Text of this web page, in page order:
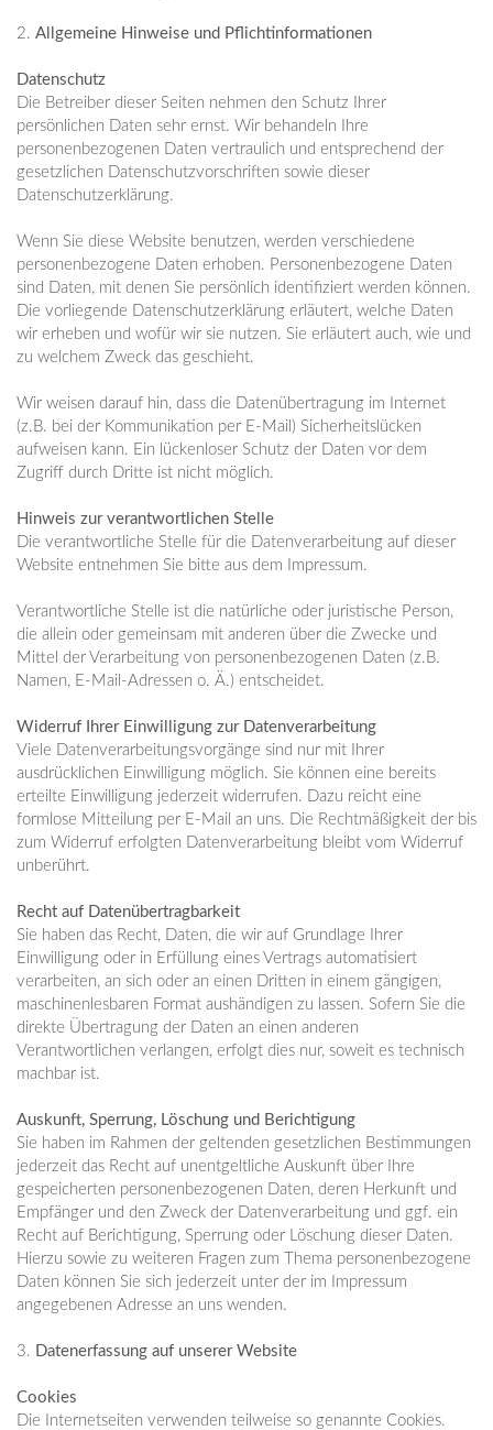
2. Allgemeine Hinweise und Pflichtinformationen
Datenschutz
Die Betreiber dieser Seiten nehmen den Schutz Ihrer
persönlichen Daten sehr ernst. Wir behandeln Ihre
personenbezogenen Daten vertraulich und entsprechend der
gesetzlichen Datenschutzvorschriften sowie dieser
Datenschutzerklärung.
Wenn Sie diese Website benutzen, werden verschiedene
personenbezogene Daten erhoben. Personenbezogene Daten
sind Daten, mit denen Sie persönlich identifiziert werden können.
Die vorliegende Datenschutzerklärung erläutert, welche Daten
wir erheben und wofür wir sie nutzen. Sie erläutert auch, wie und
zu welchem Zweck das geschieht.
Wir weisen darauf hin, dass die Datenübertragung im Internet
(z.B. bei der Kommunikation per E-Mail) Sicherheitslücken
aufweisen kann. Ein lückenloser Schutz der Daten vor dem
Zugriff durch Dritte ist nicht möglich.
Hinweis zur verantwortlichen Stelle
Die verantwortliche Stelle für die Datenverarbeitung auf dieser
Website entnehmen Sie bitte aus dem Impressum.
Verantwortliche Stelle ist die natürliche oder juristische Person,
die allein oder gemeinsam mit anderen über die Zwecke und
Mittel der Verarbeitung von personenbezogenen Daten (z.B.
Namen, E-Mail-Adressen o. Ä.) entscheidet.
Widerruf Ihrer Einwilligung zur Datenverarbeitung
Viele Datenverarbeitungsvorgänge sind nur mit Ihrer
ausdrücklichen Einwilligung möglich. Sie können eine bereits
erteilte Einwilligung jederzeit widerrufen. Dazu reicht eine
formlose Mitteilung per E-Mail an uns. Die Rechtmäßigkeit der bis
zum Widerruf erfolgten Datenverarbeitung bleibt vom Widerruf
unberührt.
Recht auf Datenübertragbarkeit
Sie haben das Recht, Daten, die wir auf Grundlage Ihrer
Einwilligung oder in Erfüllung eines Vertrags automatisiert
verarbeiten, an sich oder an einen Dritten in einem gängigen,
maschinenlesbaren Format aushändigen zu lassen. Sofern Sie die
direkte Übertragung der Daten an einen anderen
Verantwortlichen verlangen, erfolgt dies nur, soweit es technisch
machbar ist.
Auskunft, Sperrung, Löschung und Berichtigung
Sie haben im Rahmen der geltenden gesetzlichen Bestimmungen
jederzeit das Recht auf unentgeltliche Auskunft über Ihre
gespeicherten personenbezogenen Daten, deren Herkunft und
Empfänger und den Zweck der Datenverarbeitung und ggf. ein
Recht auf Berichtigung, Sperrung oder Löschung dieser Daten.
Hierzu sowie zu weiteren Fragen zum Thema personenbezogene
Daten können Sie sich jederzeit unter der im Impressum
angegebenen Adresse an uns wenden.
3. Datenerfassung auf unserer Website
Cookies
Die Internetseiten verwenden teilweise so genannte Cookies.